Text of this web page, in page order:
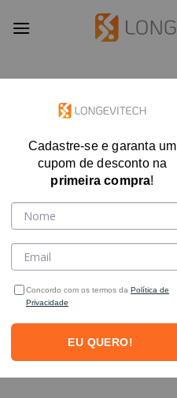
Cadastre-se e garanta um
cupom de desconto na
primeira compra!
Concordo com os termos da Política de
Privacidade
EU QUERO!